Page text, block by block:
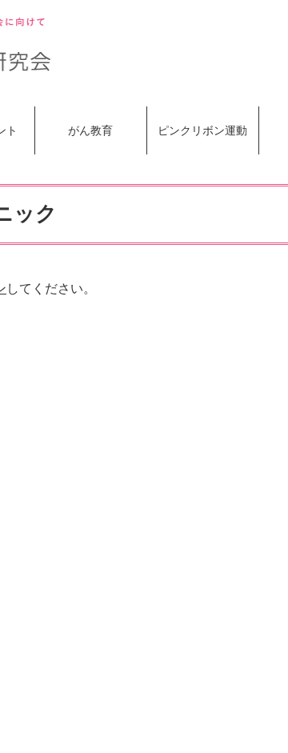
ト がん教育 ピンクリボン運動
ック
してください。